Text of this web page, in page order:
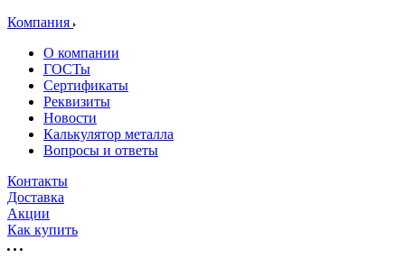
Компания
О компании
ГОСТы
Сертификаты
Реквизиты
Новости
Калькулятор металла
Вопросы и ответы
Контакты
Доставка
Акции
Как купить